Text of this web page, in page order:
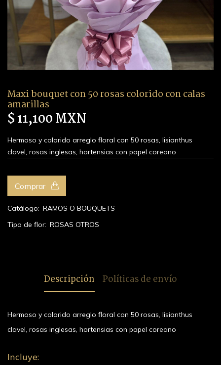
Maxi bouquet con 50 rosas colorido con calas
amarillas
$ 11,100 MXN
Hermoso y colorido arreglo floral con 50 rosas, lisianthus
clavel, rosas inglesas, hortensias con papel coreano
Comprar
Catálogo: RAMOS O BOUQUETS
Tipo de flor: ROSAS OTROS
Descripción Políticas de envío
Hermoso y colorido arreglo floral con 50 rosas, lisianthus
clavel, rosas inglesas, hortensias con papel coreano
Incluye: